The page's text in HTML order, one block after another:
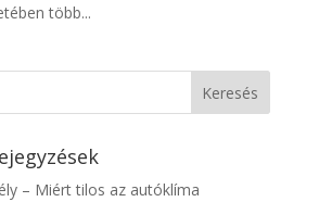
több...
– Miért tilos az autóklíma